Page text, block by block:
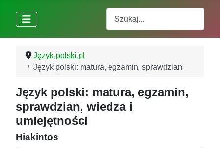
Język-polski.pl
Język polski: matura, egzamin, sprawdzian
Język polski: matura, egzamin,
sprawdzian, wiedza i
umiejętności
Hiakintos